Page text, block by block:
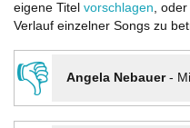
eigene Titel vorschlagen,
Verlauf einzelner Songs zu
👎 Angela Nebauer-